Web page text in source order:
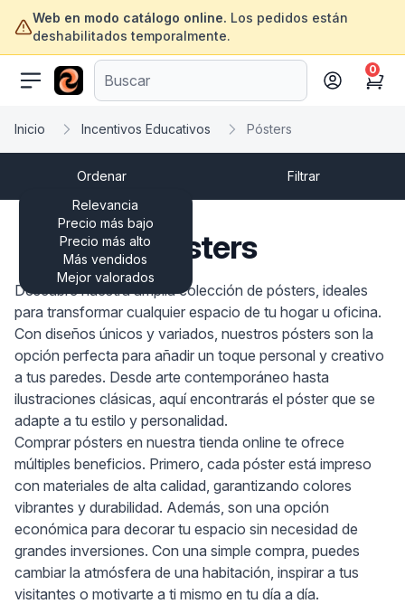
Web en modo catálogo online. Los pedidos están
deshabilitados temporalmente.
ofertasinformatica.com
Cart
0
Inicio Incentivos Educativos Pósters
Ordenar
Relevancia
Precio más bajo
Precio más alto
Más vendidos
Mejor valorados
Filtrar
Pósters
Descubre nuestra amplia colección de pósters, ideales
para transformar cualquier espacio de tu hogar u oficina.
Con diseños únicos y variados, nuestros pósters son la
opción perfecta para añadir un toque personal y creativo
a tus paredes. Desde arte contemporáneo hasta
ilustraciones clásicas, aquí encontrarás el póster que se
adapte a tu estilo y personalidad.
Comprar pósters en nuestra tienda online te ofrece
múltiples beneficios. Primero, cada póster está impreso
con materiales de alta calidad, garantizando colores
vibrantes y durabilidad. Además, son una opción
económica para decorar tu espacio sin necesidad de
grandes inversiones. Con una simple compra, puedes
cambiar la atmósfera de una habitación, inspirar a tus
visitantes o motivarte a ti mismo en tu día a día.